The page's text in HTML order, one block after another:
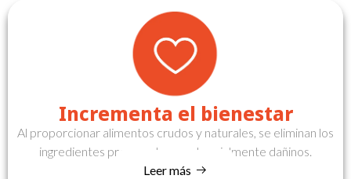
Incrementa el bienestar
Al proporcionar alimentos crudos y naturales, se eliminan los
ingredientes procesados y potencialmente dañinos.
Leer más